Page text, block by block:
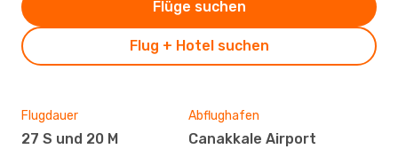
Flug + Hotel suchen
Flüge suchen
Flugdauer
27 S und 20 M
Abflughafen
Canakkale Airport